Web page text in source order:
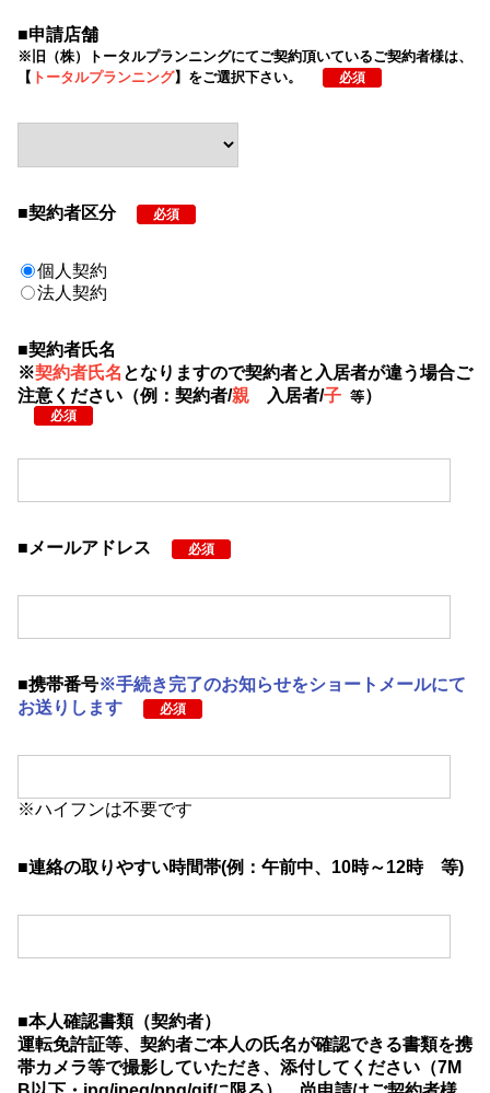
げます。
当社よりお知らせ又はご連絡がない場合は解約受付窓
口までご確認ください。
尚、誠に勝手ながら解約受付窓口は
定休日に頂きましたお問合せのお返事は原則として定
通常通り１ヵ月分の家賃
日割り家賃の返金がある場合、契約 終了日から約１ヵ
※月額サービスの日割り精算について
東京海上ミレア少額短期保険ならびにトスパル24の月
額プランでは、日割りでの精算は承っておりません。
後払いとなるため、退去後に
場合がございます。
鍵の返却は、解約日までに担当店舗までお持ち下さ
※第２・第３火曜日及び毎週水曜日は店舗定休日とな
りますので、店舗定休日の鍵返却の際は事前に担当店
ありますので事前に定休日のご確認お願い致します。
店舗までご連絡下さい。
※退室立会が必要なお部屋については立会時にご返却
※弊社定休日等以外でご契約者のご都合により、解約
賃料を頂きます。
⑤残置物の処分について
議申し立てをしない事を確約頂きますので、撤去のお
忘れのない様にお願い致します。
■申請店舗
※旧（株）トータルプランニングにてご契約頂いているご契約者様は、
【 トータルプランニング】をご選択下さい。 必須
■契約者区分 必須
個人契約
法人契約
■契約者氏名
※契約者氏名 となりますので契約者と入居者が違う場合ご
注意ください（例： 契約者/親 入居者/子 等）
必須
■メールアドレス 必須
■携帯番号※手続き完了のお知らせをショートメールにて
お送りします
必須
※ハイフンは不要です
■連絡の取りやすい時間帯(例：午前中、10時～12時 等)
■本人確認書類（契約者）
運転免許証等、契約者ご本人の氏名が確認できる書類を携
帯カメラ等で撮影していただき、添付してください（7M